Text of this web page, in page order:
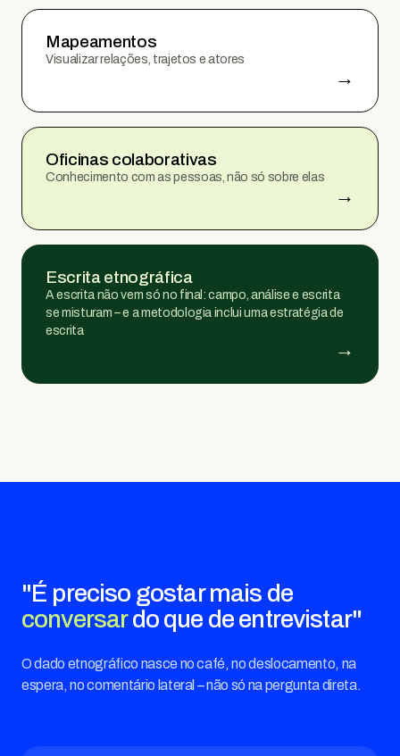
Mapeamentos
Visualizar relações, trajetos e atores
→
Oficinas colaborativas
Conhecimento com as pessoas, não só sobre elas
→
Escrita etnográfica
A escrita não vem só no final: campo, análise e escrita
se misturam – e a metodologia inclui uma estratégia de
escrita
→
"É preciso gostar mais de
conversardo que de entrevistar"
O dado etnográfico nasce no café, no deslocamento, na
espera, no comentário lateral – não só na pergunta direta.